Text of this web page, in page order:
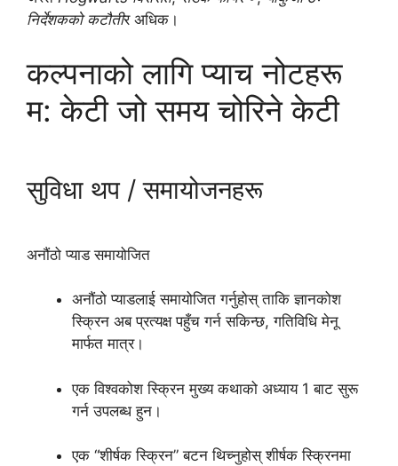
निर्देशकको कटौतीर अधिक।
कल्पनाको लागि प्याच नोटहरू
म: केटी जो समय चोरिने केटी
सुविधा थप / समायोजनहरू
अनौंठो प्याड समायोजित
अनौंठो प्याडलाई समायोजित गर्नुहोस् ताकि ज्ञानकोश
स्क्रिन अब प्रत्यक्ष पहुँच गर्न सकिन्छ, गतिविधि मेनू
मार्फत मात्र।
एक विश्वकोश स्क्रिन मुख्य कथाको अध्याय 1 बाट सुरू
गर्न उपलब्ध हुन।
एक “शीर्षक स्क्रिन” बटन थिच्नुहोस् शीर्षक स्क्रिनमा